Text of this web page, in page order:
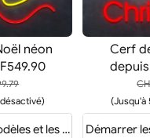
néon
et les devis
Cerf
depuis
(Jusqu'à
Démarrer